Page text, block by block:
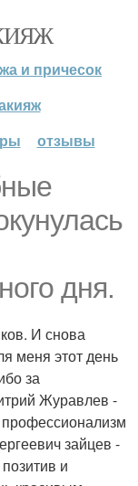
и причесок
отзывы
дня.
И снова
меня этот день
за
Журавлев -
зайцев -
и